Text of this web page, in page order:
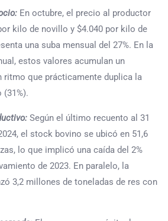
En octubre, el precio al productor
kilo de novillo y $4.040 por kilo de
una suba mensual del 27%. En la
estos valores acumulan un
ritmo que prácticamente duplica la
Según el último recuento al 31
el stock bovino se ubicó en 51,6
lo que implicó una caída del 2%
de 2023. En paralelo, la
3,2 millones de toneladas de res con